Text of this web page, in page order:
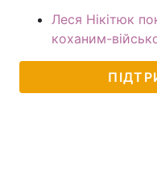
Леся Нікітюк
коханим-